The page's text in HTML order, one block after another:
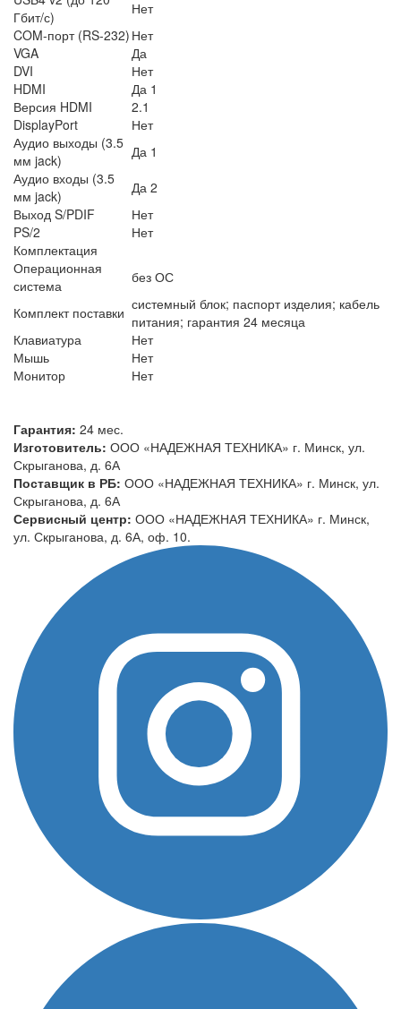
Гбит/с)
Нет
COM-порт (RS-232) Нет
VGA
Да
DVI
Нет
HDMI
Да 1
Версия HDMI
2.1
DisplayPort
Нет
Аудио выходы (3.5
мм jack)
Да 1
Аудио входы (3.5
мм jack)
Да 2
Выход S/PDIF
Нет
PS/2
Нет
Комплектация
Операционная
система
без ОС
Комплект поставки системный блок; паспорт изделия; кабель
питания; гарантия 24 месяца
Клавиатура
Нет
Мышь
Нет
Монитор
Нет
Гарантия: 24 мес.
Изготовитель: ООО «НАДЕЖНАЯ ТЕХНИКА» г. Минск, ул.
Скрыганова, д. 6А
Поставщик в РБ: ООО «НАДЕЖНАЯ ТЕХНИКА» г. Минск, ул.
Скрыганова, д. 6А
Сервисный центр: ООО «НАДЕЖНАЯ ТЕХНИКА» г. Минск,
ул. Скрыганова, д. 6А, оф. 10.